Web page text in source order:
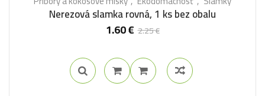
Nerezová slamka rovná, 1 ks bez obalu
2.25€
1.60€